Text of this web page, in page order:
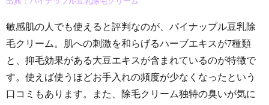
敏感肌の人でも使えると評判なのが、パイナップル豆乳除
毛クリーム。肌への刺激を和らげるハーブエキスが7種類
と、抑毛効果がある大豆エキスが含まれているのが特徴で
す。使えば使うほどお手入れの頻度が少なくなったという
口コミもあります。また、除毛クリーム独特の臭いが気に